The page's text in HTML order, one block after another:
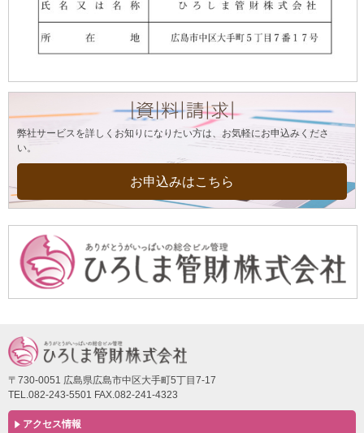
弊社サービスを詳しくお知りになりたい方は、お気軽にお申込みくださ
い。
お申込みはこちら
〒730-0051 広島県広島市中区大手町5丁目7-17
TEL.082-243-5501 FAX.082-241-4323
アクセス情報